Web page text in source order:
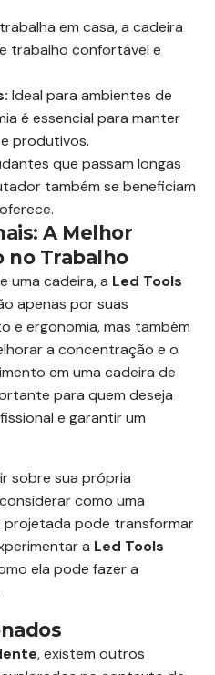
em casa, a cadeira
trabalho confortável e
Ideal para ambientes de
é essencial para manter
produtivos.
que passam longas
também se beneficiam
A Melhor
no Trabalho
uma cadeira, a Led Tools
apenas por suas
e ergonomia, mas também
a concentração e o
em uma cadeira de
para quem deseja
e garantir um
sobre sua própria
como uma
projetada pode transformar
a Led Tools
ela pode fazer a
, existem outros